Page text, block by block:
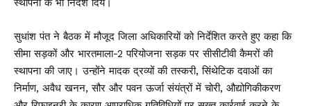
स्थापना के भी निर्देश दिये।
सुधांश पंत ने बैठक में मौजूद जिला अधिकारियों को निर्देशित करते हुए कहा कि
सीमा सड़कों और भारतमाला-2 परियोजना सड़क पर सीसीटीवी कैमरों की
स्थापना की जाए। उन्होंने मादक द्रव्यों की तस्करी, सिंथेटिक दवाओं का
निर्माण, अवैध खनन, सौर और पवन ऊर्जा संयंत्रों में चोरी, औद्योगिकीकरण